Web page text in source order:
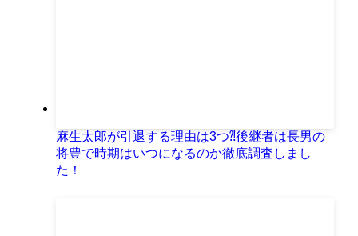
麻生太郎が引退する理由は3つ⁈後継者は長男の
将豊で時期はいつになるのか徹底調査しまし
た！